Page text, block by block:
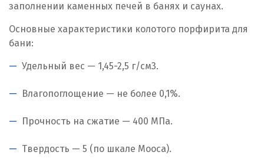
заполнении каменных печей в банях и саунах.
Основные характеристики колотого порфирита для
бани:
Удельный вес — 1,45-2,5 г/см3.
Влагопоглощение — не более 0,1%.
Прочность на сжатие — 400 МПа.
Твердость — 5 (по шкале Мооса).